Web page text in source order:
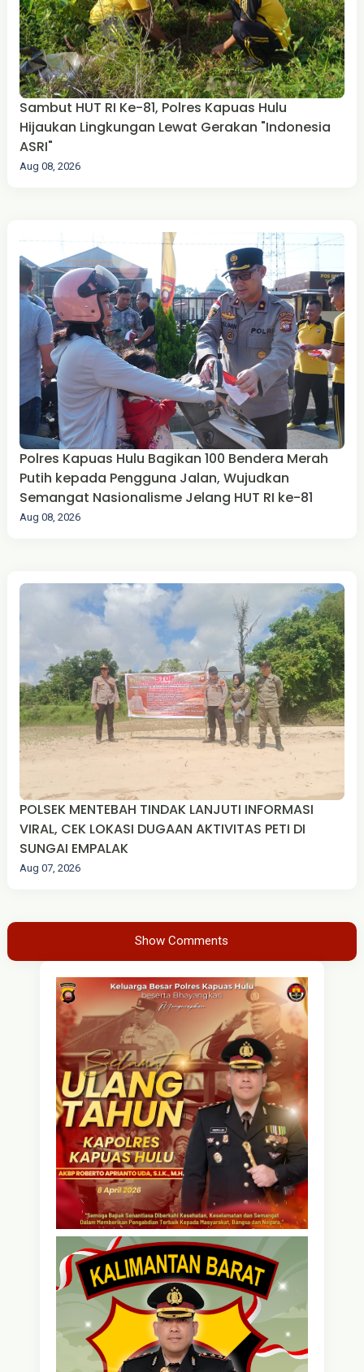
Sambut HUT RI Ke-81, Polres Kapuas Hulu
Hijaukan Lingkungan Lewat Gerakan "Indonesia
ASRI"
Aug 08, 2026
Polres Kapuas Hulu Bagikan 100 Bendera Merah
Putih kepada Pengguna Jalan, Wujudkan
Semangat Nasionalisme Jelang HUT RI ke-81
Aug 08, 2026
POLSEK MENTEBAH TINDAK LANJUTI INFORMASI
VIRAL, CEK LOKASI DUGAAN AKTIVITAS PETI DI
SUNGAI EMPALAK
Aug 07, 2026
Show Comments